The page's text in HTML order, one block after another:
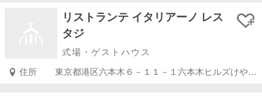
リストランテ イタリアーノ レス
タジ
式場・ゲストハウス
住所 東京都港区六本木６－１１－１六本木ヒルズけやき坂通りゲートタワー３階